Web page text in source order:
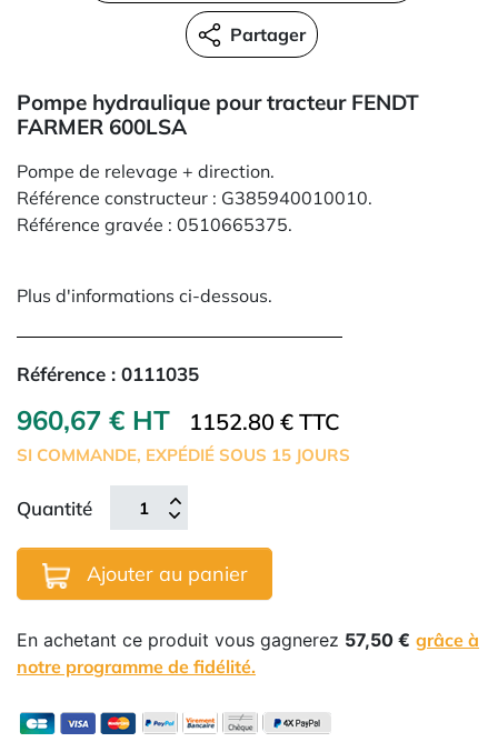
Partager
Pompe hydraulique pour tracteur FENDT
FARMER 600LSA
Pompe de relevage + direction.
Référence constructeur : G385940010010.
Référence gravée : 0510665375.
Plus d'informations ci-dessous.
Référence : 0111035
960,67 € HT 1152.80 € TTC
SI COMMANDE, EXPÉDIÉ SOUS 15 JOURS
Quantité
Ajouter au panier
En achetant ce produit vous gagnerez 57,50 € grâce à
notre programme de fidélité.